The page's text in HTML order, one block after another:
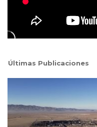
Últimas Publicaciones